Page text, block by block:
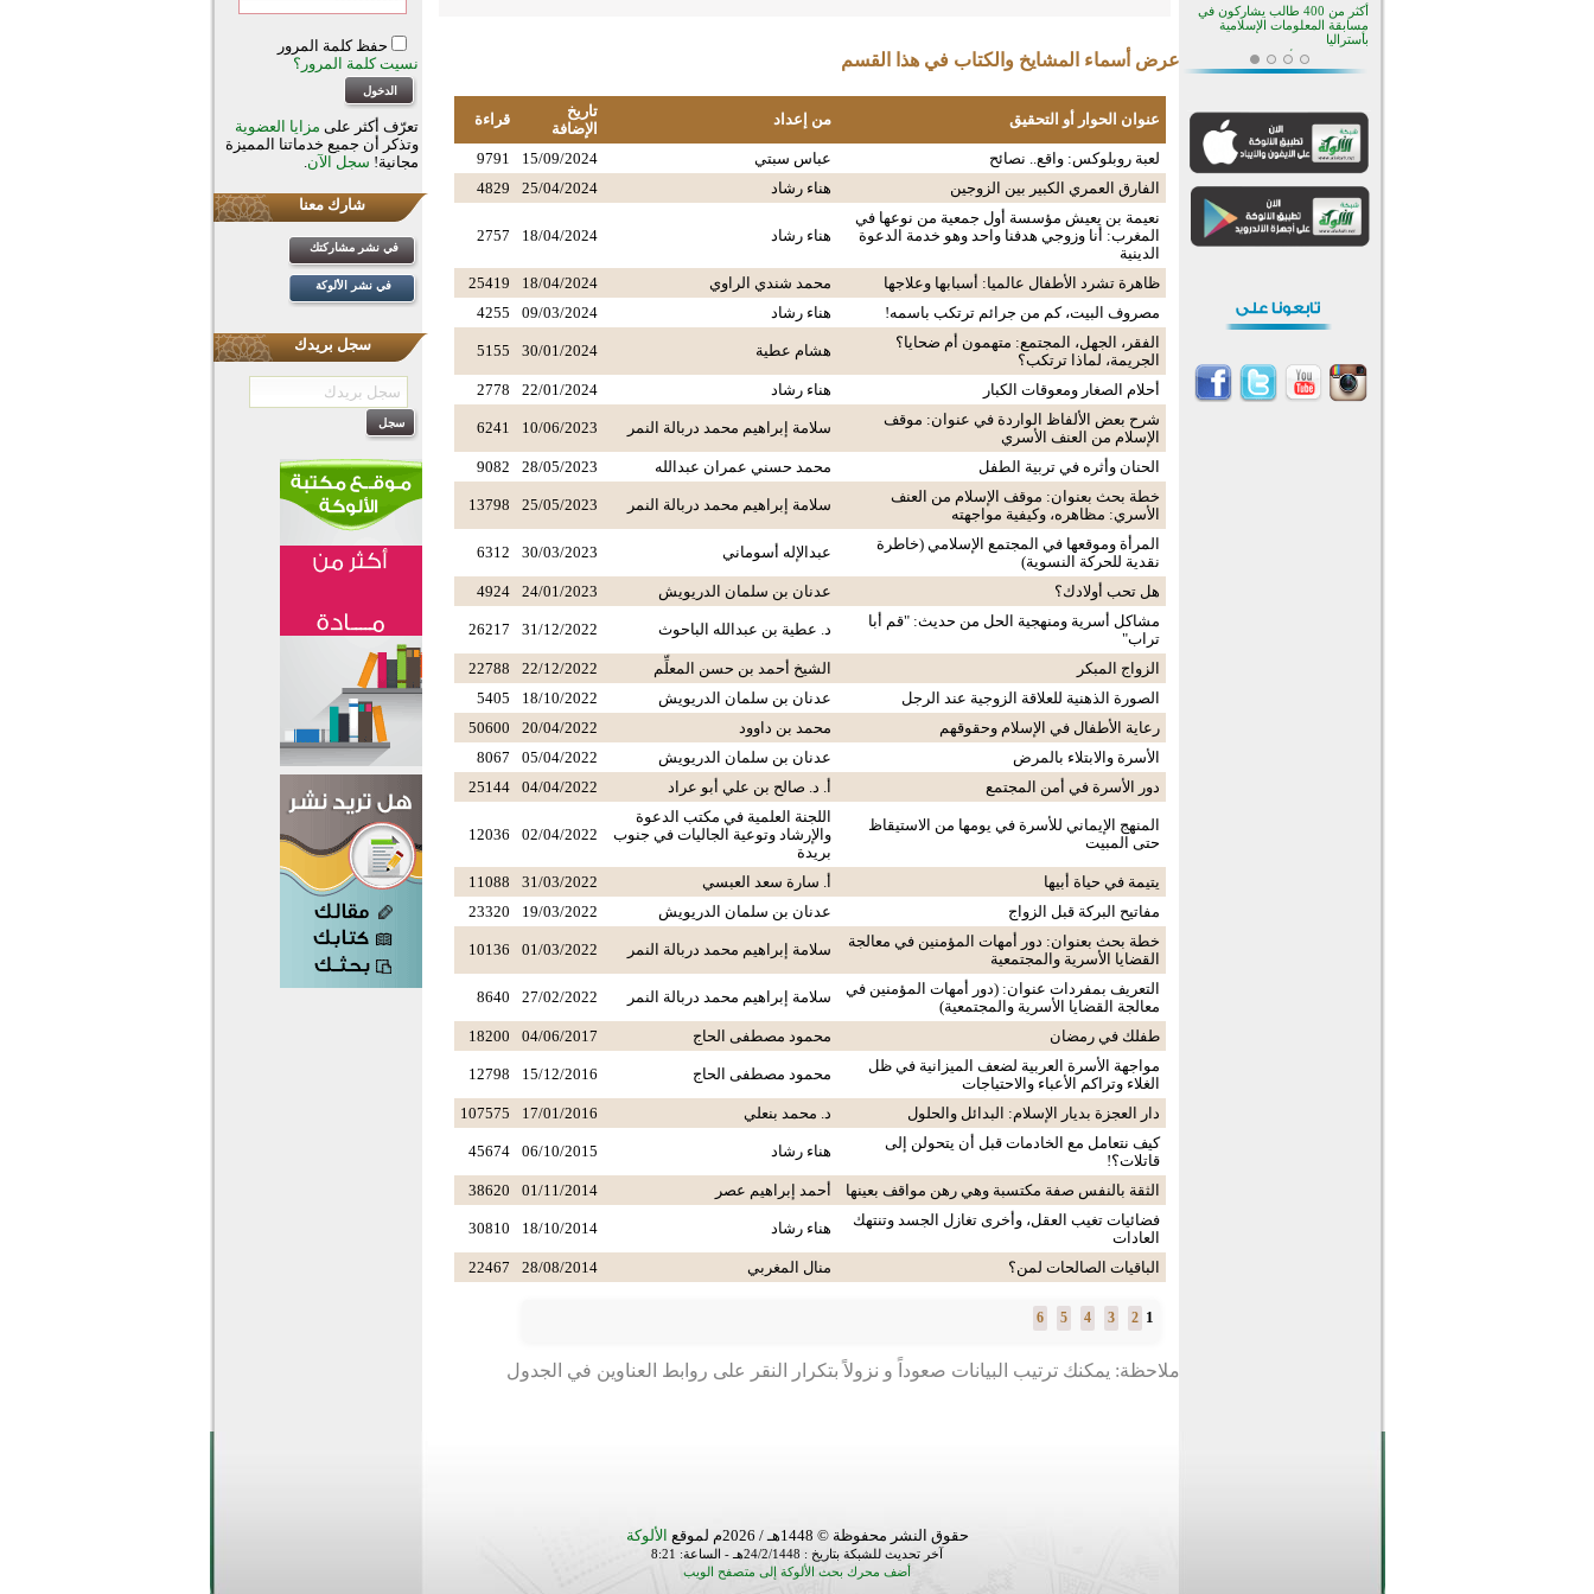
عرض أسماء المشايخ والكتاب في هذا القسم
عنوان الحوار أو التحقيق من إعداد
تاريخ
الإضافة
قراءة
لعبة روبلوكس: واقع.. نصائح عباس سبتي 15/09/2024
9791
الفارق العمري الكبير بين الزوجين
هناء رشاد 25/04/2024
4829
نعيمة بن يعيش مؤسسة أول جمعية من نوعها في
المغرب: أنا وزوجي هدفنا واحد وهو خدمة الدعوة
الدينية
هناء رشاد 18/04/2024
2757
ظاهرة تشرد الأطفال عالميا: أسبابها وعلاجها محمد شندي الراوي 18/04/2024
25419
مصروف البيت، كم من جرائم ترتكب باسمه!
هناء رشاد 09/03/2024
4255
الفقر، الجهل، المجتمع: متهمون أم ضحايا؟
الجريمة، لماذا ترتكب؟
هشام عطية 30/01/2024
5155
أحلام الصغار ومعوقات الكبار هناء رشاد 22/01/2024
2778
شرح بعض الألفاظ الواردة في عنوان: موقف
الإسلام من العنف الأسري
سلامة إبراهيم محمد دربالة النمر 10/06/2023
6241
الحنان وأثره في تربية الطفل محمد حسني عمران عبدالله 28/05/2023
9082
خطة بحث بعنوان: موقف الإسلام من العنف
الأسري: مظاهره، وكيفية مواجهته
سلامة إبراهيم محمد دربالة النمر 25/05/2023
13798
المرأة وموقعها في المجتمع الإسلامي (خاطرة
نقدية للحركة النسوية)
عبدالإله أسوماني 30/03/2023
6312
هل تحب أولادك؟ عدنان بن سلمان الدريويش 24/01/2023
4924
مشاكل أسرية ومنهجية الحل من حديث: "قم أبا
تراب"
د. عطية بن عبدالله الباحوث 31/12/2022
26217
الزواج المبكر الشيخ أحمد بن حسن المعلِّم 22/12/2022
22788
الصورة الذهنية للعلاقة الزوجية عند الرجل
عدنان بن سلمان الدريويش 18/10/2022
5405
رعاية الأطفال في الإسلام وحقوقهم
محمد بن داوود 20/04/2022
50600
الأسرة والابتلاء بالمرض
عدنان بن سلمان الدريويش 05/04/2022
8067
دور الأسرة في أمن المجتمع
أ. د. صالح بن علي أبو عراد 04/04/2022
25144
المنهج الإيماني للأسرة في يومها من الاستيقاظ
حتى المبيت
اللجنة العلمية في مكتب الدعوة
والإرشاد وتوعية الجاليات في جنوب
بريدة
02/04/2022
12036
يتيمة في حياة أبيها أ. سارة سعد العبسي 31/03/2022
11088
مفاتيح البركة قبل الزواج
عدنان بن سلمان الدريويش 19/03/2022
23320
خطة بحث بعنوان: دور أمهات المؤمنين في معالجة
القضايا الأسرية والمجتمعية
سلامة إبراهيم محمد دربالة النمر 01/03/2022
10136
التعريف بمفردات عنوان: (دور أمهات المؤمنين في
معالجة القضايا الأسرية والمجتمعية)
سلامة إبراهيم محمد دربالة النمر 27/02/2022
8640
طفلك في رمضان محمود مصطفى الحاج 04/06/2017
18200
مواجهة الأسرة العربية لضعف الميزانية في ظل
الغلاء وتراكم الأعباء والاحتياجات
محمود مصطفى الحاج 15/12/2016
12798
دار العجزة بديار الإسلام: البدائل والحلول د. محمد بنعلي 17/01/2016
107575
كيف نتعامل مع الخادمات قبل أن يتحولن إلى
قاتلات؟!
هناء رشاد 06/10/2015
45674
الثقة بالنفس صفة مكتسبة وهي رهن مواقف بعينها أحمد إبراهيم عصر 01/11/2014
38620
فضائيات تغيب العقل، وأخرى تغازل الجسد وتنتهك
العادات
هناء رشاد 18/10/2014
30810
الباقيات الصالحات لمن؟ منال المغربي 28/08/2014
22467
1
2
3
4
5
6
ملاحظة: يمكنك ترتيب البيانات صعوداً و نزولاً بتكرار النقر على روابط العناوين في الجدول
حفظ كلمة المرور
نسيت كلمة المرور؟
تعرّف أكثر على مزايا العضوية
وتذكر أن جميع خدماتنا المميزة
مجانية! سجل الآن.
شارك معنا
في نشر مشاركتك
في نشر الألوكة
سجل بريدك
أكثر من 400 طالب يشاركون في
مسابقة المعلومات الإسلامية
بأستراليا
افتتاح تاريخي لأول مسجد في بلييفليا
بالجبل الأسود منذ أكثر من قرن
مسجد جديد في أجواء إيمانية مميزة
أكبر مشروع إسلامي في ريف
أستراليا يفتتح أبوابه بعد سنوات من
القرآن والتربية في صدارة البرامج
الصيفية للمسلمين في بينزا
وساراتوف وموردوفيا هذا العام
اختتام الدورة التاسعة لمسابقة حفظ
القيم وبناء الشخصية للشباب
المسلمين
أكثر من 400 طالب يشاركون في
مسابقة المعلومات الإسلامية
حقوق النشر محفوظة © 1448هـ / 2026م لموقع الألوكة
آخر تحديث للشبكة بتاريخ : 24/2/1448هـ - الساعة: 8:21
أضف محرك بحث الألوكة إلى متصفح الويب